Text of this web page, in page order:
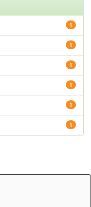
1
1
1
1
1
1